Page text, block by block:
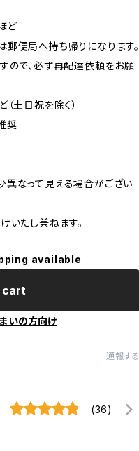
ど
便局へ持ち帰りになります。
ので、必ず再配達依頼をお願
土日祝を除く）
奨
なって見える場合がござい
いたし兼ねます。
available
cart
いの方向け
通報する
(36)